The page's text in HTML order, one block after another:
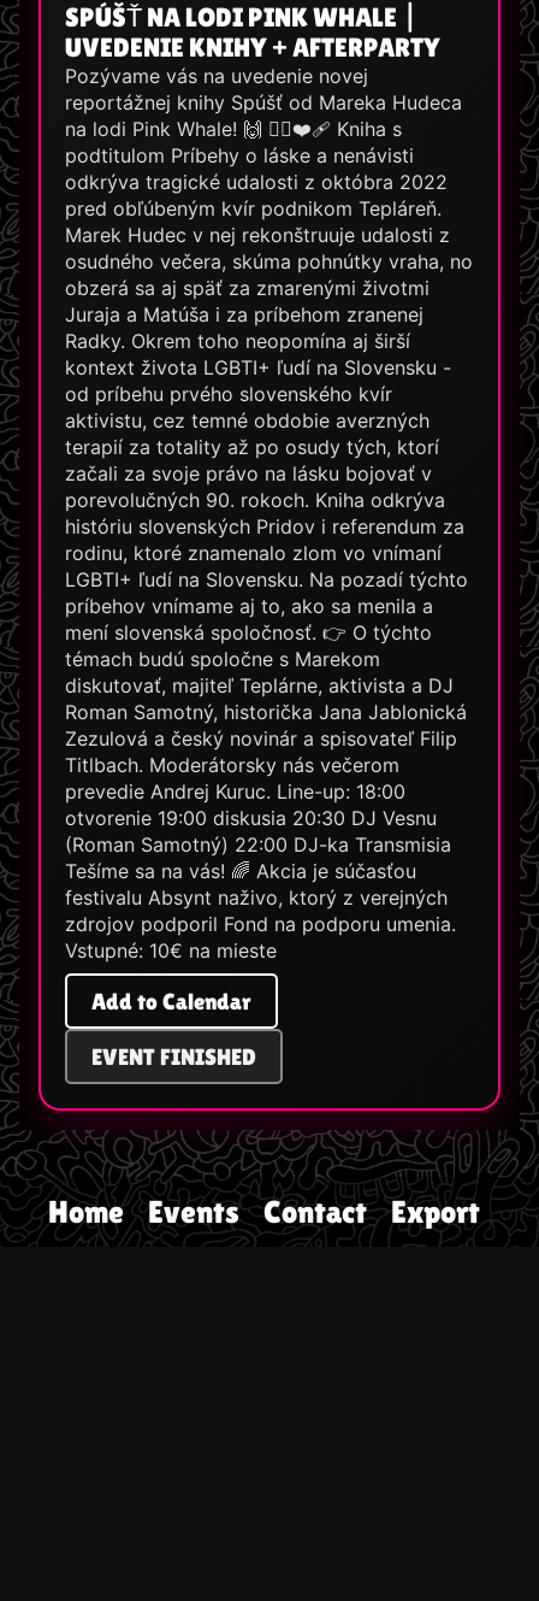
SPÚŠŤ NA LODI PINK WHALE |
UVEDENIE KNIHY + AFTERPARTY
Pozývame vás na uvedenie novej
reportážnej knihy Spúšť od Mareka Hudeca
na lodi Pink Whale! 🙌 🏳️‍🌈❤️‍🩹 Kniha s
podtitulom Príbehy o láske a nenávisti
odkrýva tragické udalosti z októbra 2022
pred obľúbeným kvír podnikom Tepláreň.
Marek Hudec v nej rekonštruuje udalosti z
osudného večera, skúma pohnútky vraha, no
obzerá sa aj späť za zmarenými životmi
Juraja a Matúša i za príbehom zranenej
Radky. Okrem toho neopomína aj širší
kontext života LGBTI+ ľudí na Slovensku -
od príbehu prvého slovenského kvír
aktivistu, cez temné obdobie averzných
terapií za totality až po osudy tých, ktorí
začali za svoje právo na lásku bojovať v
porevolučných 90. rokoch. Kniha odkrýva
históriu slovenských Pridov i referendum za
rodinu, ktoré znamenalo zlom vo vnímaní
LGBTI+ ľudí na Slovensku. Na pozadí týchto
príbehov vnímame aj to, ako sa menila a
mení slovenská spoločnosť. 👉 O týchto
témach budú spoločne s Marekom
diskutovať, majiteľ Teplárne, aktivista a DJ
Roman Samotný, historička Jana Jablonická
Zezulová a český novinár a spisovateľ Filip
Titlbach. Moderátorsky nás večerom
prevedie Andrej Kuruc. Line-up: 18:00
otvorenie 19:00 diskusia 20:30 DJ Vesnu
(Roman Samotný) 22:00 DJ-ka Transmisia
Tešíme sa na vás! 🌈 Akcia je súčasťou
festivalu Absynt naživo, ktorý z verejných
zdrojov podporil Fond na podporu umenia.
Vstupné: 10€ na mieste
Add to Calendar
EVENT FINISHED
Home Events Contact Export